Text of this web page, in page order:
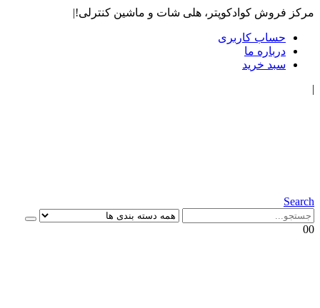
مرکز فروش کوادکوپتر، هلی شات و ماشین کنترلی!|
حساب کاربری
درباره ما
سبد خرید
|
Search
00